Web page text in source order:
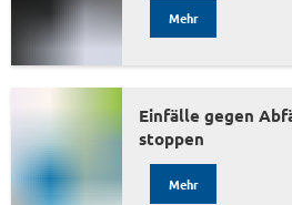
Mehr
Einfälle gegen
stoppen
Mehr